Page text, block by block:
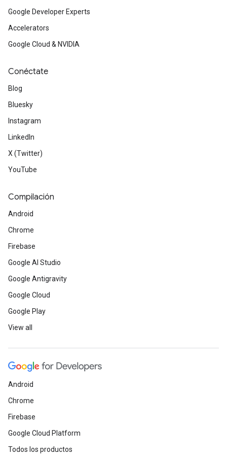
Google Developer Experts
Accelerators
Google Cloud & NVIDIA
Conéctate
Blog
Bluesky
Instagram
LinkedIn
X (Twitter)
YouTube
Compilación
Android
Chrome
Firebase
Google AI Studio
Google Antigravity
Google Cloud
Google Play
View all
Android
Chrome
Firebase
Google Cloud Platform
Todos los productos